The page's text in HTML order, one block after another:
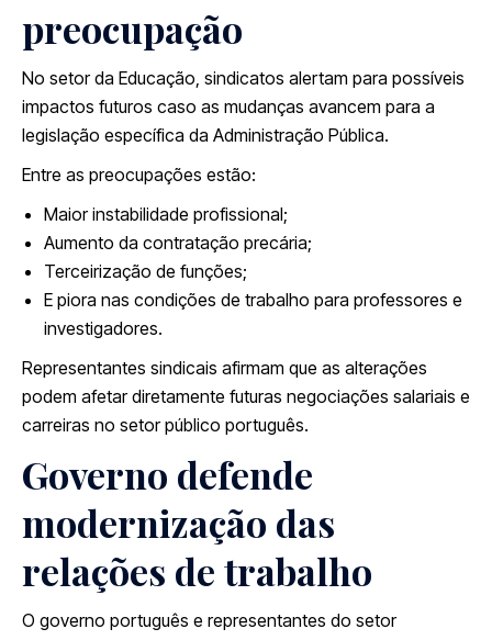
preocupação
No setor da Educação, sindicatos alertam para possíveis
impactos futuros caso as mudanças avancem para a
legislação específica da Administração Pública.
Entre as preocupações estão:
Maior instabilidade profissional;
Aumento da contratação precária;
Terceirização de funções;
E piora nas condições de trabalho para professores e
investigadores.
Representantes sindicais afirmam que as alterações
podem afetar diretamente futuras negociações salariais e
carreiras no setor público português.
Governo defende
modernização das
relações de trabalho
O governo português e representantes do setor